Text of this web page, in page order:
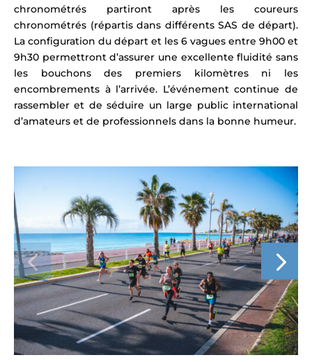
chronométrés partiront après les coureurs
chronométrés (répartis dans différents SAS de départ).
La configuration du départ et les 6 vagues entre 9h00 et
9h30 permettront d’assurer une excellente fluidité sans
les bouchons des premiers kilomètres ni les
encombrements à l’arrivée. L’événement continue de
rassembler et de séduire un large public international
d’amateurs et de professionnels dans la bonne humeur.